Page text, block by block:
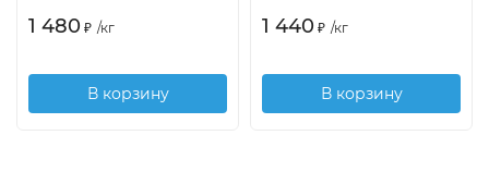
1 480 ₽ /кг
В корзину
1 440 ₽ /кг
В корзину